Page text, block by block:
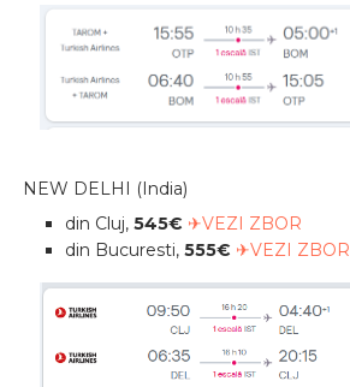
NEW DELHI (India)
din Cluj, 545€ ✈VEZI ZBOR
din Bucuresti, 555€ ✈VEZI ZBOR